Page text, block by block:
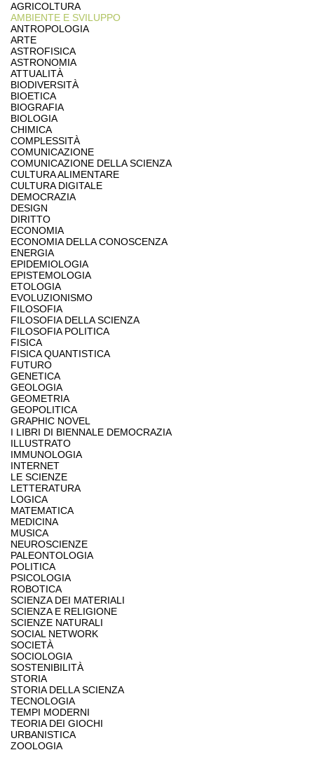
AGRICOLTURA
AMBIENTE E SVILUPPO
ANTROPOLOGIA
ARTE
ASTROFISICA
ASTRONOMIA
ATTUALITÀ
BIODIVERSITÀ
BIOETICA
BIOGRAFIA
BIOLOGIA
CHIMICA
COMPLESSITÀ
COMUNICAZIONE
COMUNICAZIONE DELLA SCIENZA
CULTURA ALIMENTARE
CULTURA DIGITALE
DEMOCRAZIA
DESIGN
DIRITTO
ECONOMIA
ECONOMIA DELLA CONOSCENZA
ENERGIA
EPIDEMIOLOGIA
EPISTEMOLOGIA
ETOLOGIA
EVOLUZIONISMO
FILOSOFIA
FILOSOFIA DELLA SCIENZA
FILOSOFIA POLITICA
FISICA
FISICA QUANTISTICA
FUTURO
GENETICA
GEOLOGIA
GEOMETRIA
GEOPOLITICA
GRAPHIC NOVEL
I LIBRI DI BIENNALE DEMOCRAZIA
ILLUSTRATO
IMMUNOLOGIA
INTERNET
LE SCIENZE
LETTERATURA
LOGICA
MATEMATICA
MEDICINA
MUSICA
NEUROSCIENZE
PALEONTOLOGIA
POLITICA
PSICOLOGIA
ROBOTICA
SCIENZA DEI MATERIALI
SCIENZA E RELIGIONE
SCIENZE NATURALI
SOCIAL NETWORK
SOCIETÀ
SOCIOLOGIA
SOSTENIBILITÀ
STORIA
STORIA DELLA SCIENZA
TECNOLOGIA
TEMPI MODERNI
TEORIA DEI GIOCHI
URBANISTICA
ZOOLOGIA